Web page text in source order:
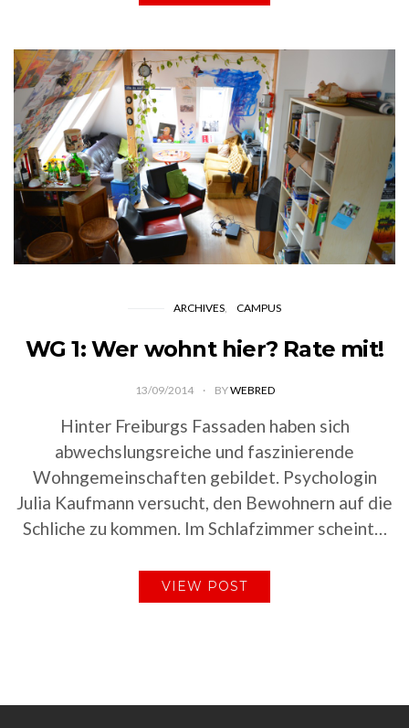
ARCHIVES CAMPUS
WG 1: Wer wohnt hier? Rate mit!
13/09/2014 BYWEBRED
Hinter Freiburgs Fassaden haben sich
abwechslungsreiche und faszinierende
Wohngemeinschaften gebildet. Psychologin
Julia Kaufmann versucht, den Bewohnern auf die
Schliche zu kommen. Im Schlafzimmer scheint…
VIEW POST